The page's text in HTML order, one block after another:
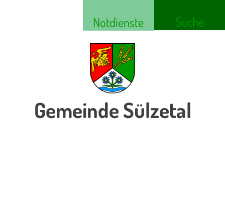
Notdienste Suche
Gemeinde Sülzetal